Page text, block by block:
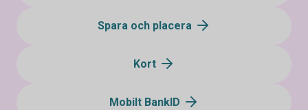
Spara och placera
Kort
Mobilt BankID